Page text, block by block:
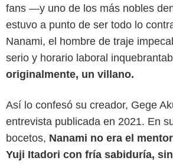
fans —y uno de los más nobles
estuvo a punto de ser todo lo
Nanami, el hombre de traje
serio y horario laboral
originalmente, un villano.
Así lo confesó su creador, Gege
entrevista publicada en 2021. En
bocetos, Nanami no era el
Yuji Itadori con fría sabiduría,